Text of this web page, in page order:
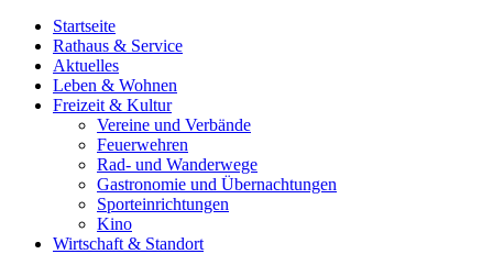
Startseite
Rathaus & Service
Aktuelles
Leben & Wohnen
Freizeit & Kultur
Vereine und Verbände
Feuerwehren
Rad- und Wanderwege
Gastronomie und Übernachtungen
Sporteinrichtungen
Kino
Wirtschaft & Standort